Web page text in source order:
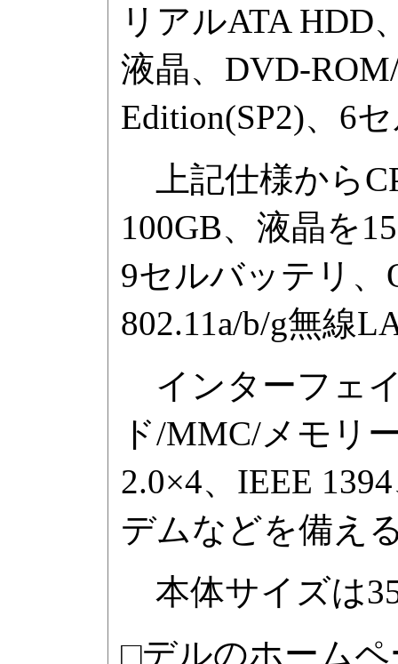
リアルATA HDD
液晶、DVD-
Edition(SP2)、6
上記仕様から
100GB、液晶を
9セルバッテリ、
802.11a/b/g無線
インターフェイ
ド/MMC/メモリ
2.0×4、IEEE
デムなどを備え
本体サイズは
□デルのホームペ